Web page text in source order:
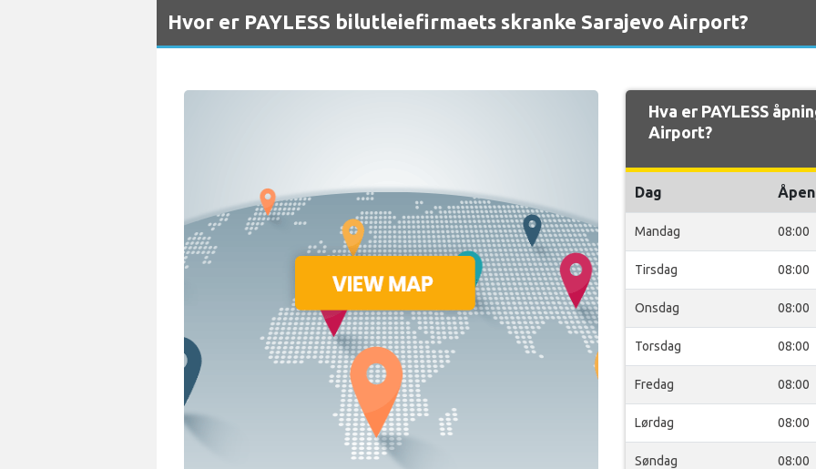
Hvor er PAYLESS bilutleiefirmaets skranke Sarajevo Airport?
Hva er PAYLESS
Airport?
Dag
Mandag 08:00
Tirsdag 08:00
Onsdag 08:00
Torsdag 08:00
Fredag 08:00
Lørdag 08:00
Søndag 08:00